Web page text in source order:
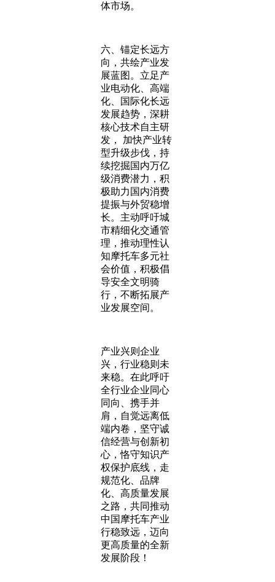
体市场。
六、锚定长远方
向，共绘产业发
展蓝图。立足产
业电动化、高端
化、国际化长远
发展趋势，深耕
核心技术自主研
发， 加快产业转
型升级步伐，持
续挖掘国内万亿
级消费潜力，积
极助力国内消费
提振与外贸稳增
长。主动呼吁城
市精细化交通管
理，推动理性认
知摩托车多元社
会价值，积极倡
导安全文明骑
行，不断拓展产
业发展空间。
产业兴则企业
兴，行业稳则未
来稳。在此呼吁
全行业企业同心
同向、携手并
肩，自觉远离低
端内卷，坚守诚
信经营与创新初
心，恪守知识产
权保护底线，走
规范化、品牌
化、高质量发展
之路，共同推动
中国摩托车产业
行稳致远，迈向
更高质量的全新
发展阶段！